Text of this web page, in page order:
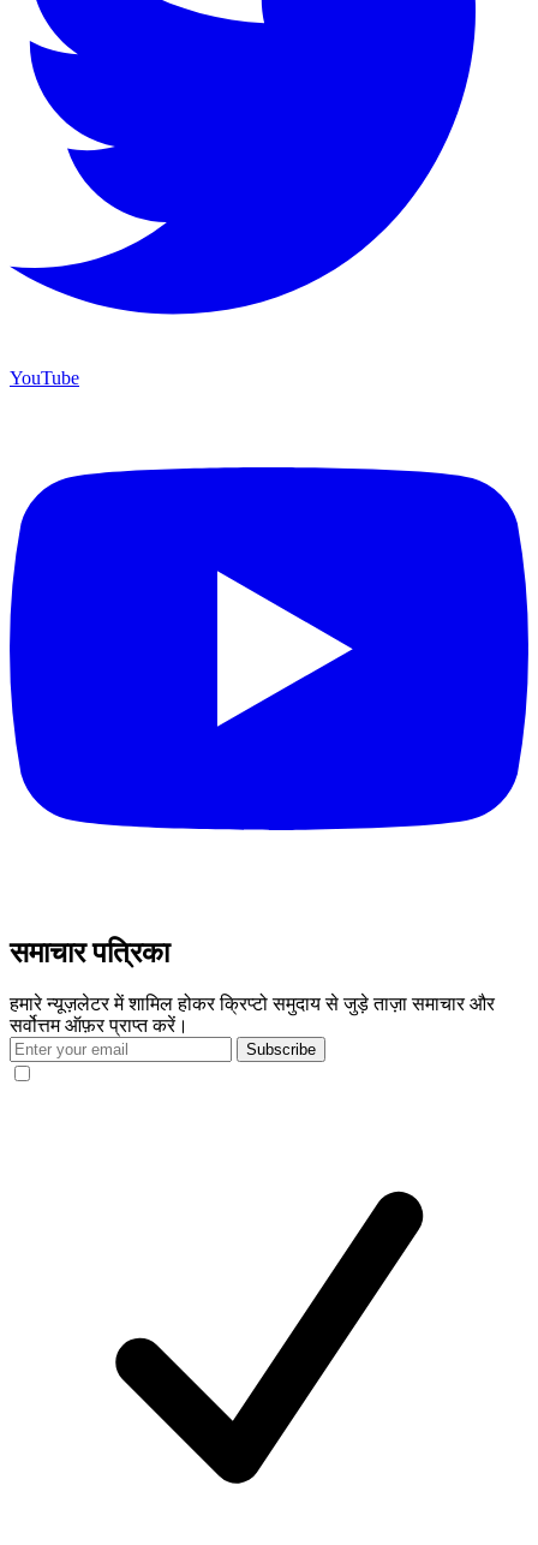
YouTube
समाचार पत्रिका
हमारे न्यूज़लेटर में शामिल होकर क्रिप्टो समुदाय से जुड़े ताज़ा समाचार और
सर्वोत्तम ऑफ़र प्राप्त करें।
Subscribe